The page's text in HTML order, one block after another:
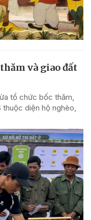
và giao đất
tổ chức bốc thăm,
diện hộ nghèo,